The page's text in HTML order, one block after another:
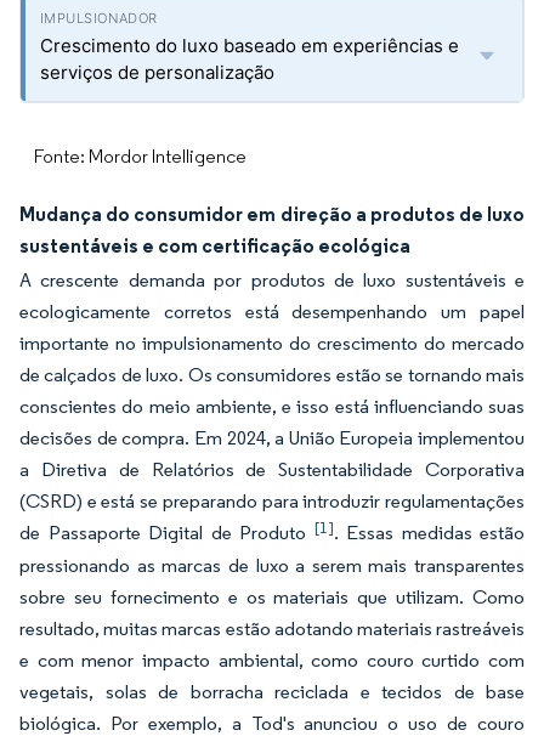
Crescimento do luxo baseado em experiências e
serviços de personalização
Fonte: Mordor Intelligence
Mudança do consumidor em direção a produtos de luxo
sustentáveis e com certificação ecológica
A crescente demanda por produtos de luxo sustentáveis e
ecologicamente corretos está desempenhando um papel
importante no impulsionamento do crescimento do mercado
de calçados de luxo. Os consumidores estão se tornando mais
conscientes do meio ambiente, e isso está influenciando suas
decisões de compra. Em 2024, a União Europeia implementou
a Diretiva de Relatórios de Sustentabilidade Corporativa
(CSRD) e está se preparando para introduzir regulamentações
de Passaporte Digital de Produto [1]. Essas medidas estão
pressionando as marcas de luxo a serem mais transparentes
sobre seu fornecimento e os materiais que utilizam. Como
resultado, muitas marcas estão adotando materiais rastreáveis
e com menor impacto ambiental, como couro curtido com
vegetais, solas de borracha reciclada e tecidos de base
biológica. Por exemplo, a Tod's anunciou o uso de couro